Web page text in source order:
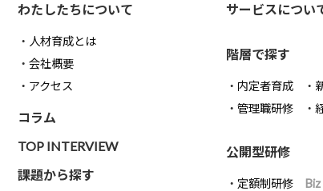
わたしたちについて
人材育成とは
会社概要
アクセス
コラム
TOP INTERVIEW
課題から探す
サービスについ
階層で探す
内定者育成
管理職研修
公開型研修
定額制研修